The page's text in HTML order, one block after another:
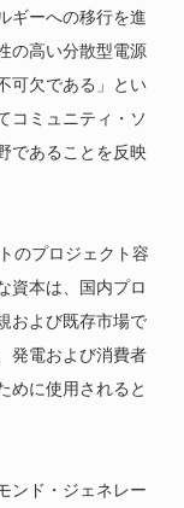
ギーへの移行を進
の高い分散型電源
可欠である」とい
コミュニティ・ソ
であることを反映
のプロジェクト容
資本は、国内プロ
および既存市場で
発電および消費者
めに使用されると
ンド・ジェネレー